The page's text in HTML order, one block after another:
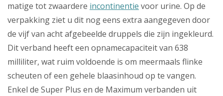
matige tot zwaardere incontinentie voor urine. Op de
verpakking ziet u dit nog eens extra aangegeven door
de vijf van acht afgebeelde druppels die zijn ingekleurd.
Dit verband heeft een opnamecapaciteit van 638
milliliter, wat ruim voldoende is om meermaals flinke
scheuten of een gehele blaasinhoud op te vangen.
Enkel de Super Plus en de Maximum verbanden uit